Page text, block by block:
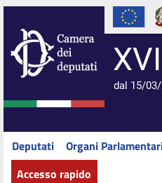
dal 15/
Deputati Organi
Accesso rapido